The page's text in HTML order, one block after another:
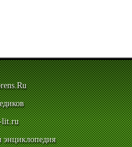
lit.ru
энциклопедия